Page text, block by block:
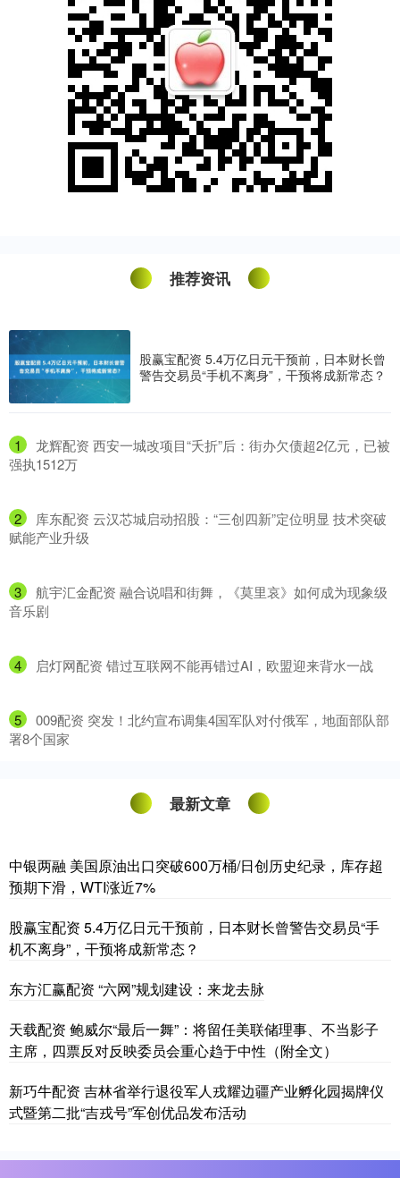
推荐资讯
股赢宝配资 5.4万亿日元干预前，日本财长曾
警告交易员“手机不离身”，干预将成新常态？
1
​龙辉配资 西安一城改项目“夭折”后：街办欠债超2亿元，已被
强执1512万
2
​库东配资 云汉芯城启动招股：“三创四新”定位明显 技术突破
赋能产业升级
3
​航宇汇金配资 融合说唱和街舞，《莫里哀》如何成为现象级
音乐剧
4 ​启灯网配资 错过互联网不能再错过AI，欧盟迎来背水一战
5
​009配资 突发！北约宣布调集4国军队对付俄军，地面部队部
署8个国家
最新文章
中银两融 美国原油出口突破600万桶/日创历史纪录，库存超
预期下滑，WTI涨近7%
股赢宝配资 5.4万亿日元干预前，日本财长曾警告交易员“手
机不离身”，干预将成新常态？
东方汇赢配资 “六网”规划建设：来龙去脉
天载配资 鲍威尔“最后一舞”：将留任美联储理事、不当影子
主席，四票反对反映委员会重心趋于中性（附全文）
新巧牛配资 吉林省举行退役军人戎耀边疆产业孵化园揭牌仪
式暨第二批“吉戎号”军创优品发布活动